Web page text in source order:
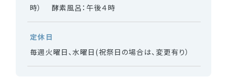
時） 酵素風呂：午後４時
定休日
毎週火曜日、水曜日(祝祭日の場合は、変更有り）